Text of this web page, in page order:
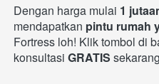
Dengan harga mulai 1
mendapatkan pintu rumah
Fortress loh! Klik tombol di
konsultasi GRATIS